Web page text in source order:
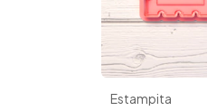
Estampita